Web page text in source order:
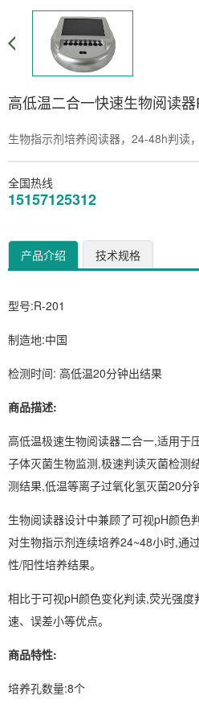
高低温二合一快速生物阅读器
生物指示剂培养阅读器，24-48h判读
全国热线
15157125312
产品介绍 技术规格
型号:R-201
制造地:中国
检测时间: 高低温20分钟出结果
商品描述:
高低温极速生物阅读器二合一,适用于
子体灭菌生物监测,极速判读灭菌检测
测结果,低温等离子过氧化氢灭菌20分
生物阅读器设计中兼顾了可视pH颜色
对生物指示剂连续培养24~48小时,通
性/阳性培养结果。
相比于可视pH颜色变化判读,荧光强
速、误差小等优点。
商品特性:
培养孔数量:8个